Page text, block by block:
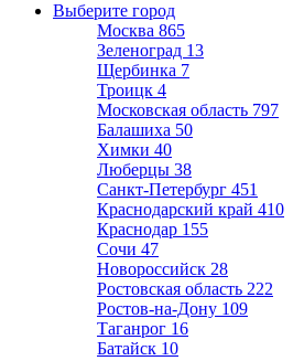
Выберите город
Москва 865
Зеленоград 13
Щербинка 7
Троицк 4
Московская область 797
Балашиха 50
Химки 40
Люберцы 38
Санкт-Петербург 451
Краснодарский край 410
Краснодар 155
Сочи 47
Новороссийск 28
Ростовская область 222
Ростов-на-Дону 109
Таганрог 16
Батайск 10